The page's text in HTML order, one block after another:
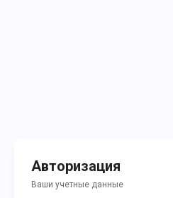
Авторизация
Ваши учетные данные